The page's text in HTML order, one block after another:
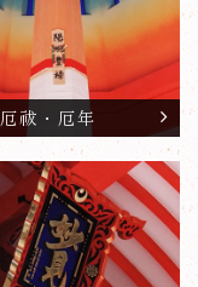
厄祓・厄年